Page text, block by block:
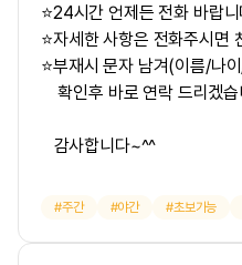
⭐24시간 언제든 전화 바랍니
⭐자세한 사항은 전화주시면
⭐부재시 문자 남겨(이름/나
확인후 바로 연락 드리겠습
감사합니다~^^
주간 야간 초보가능